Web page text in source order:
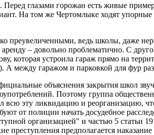
глазами горожан есть живые
На том же Чертомлыке ходят
преувеличенными, ведь школы, даже
– довольно проблематично. С
которая устроила гараж прямо на
). А между гаражом и парковкой для фур
объяснения закрытия школ
Поэтому группа
всю эту ликвидацию и реорганизацию,
от полиции начать досудебное
организацией" и частью 5 статьи
предполагается